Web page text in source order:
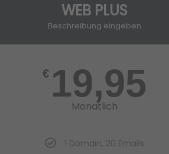
WEB PLUS
Beschreibung eingeben
€ 19,95
Monatlich
1 Domain, 20 Emails